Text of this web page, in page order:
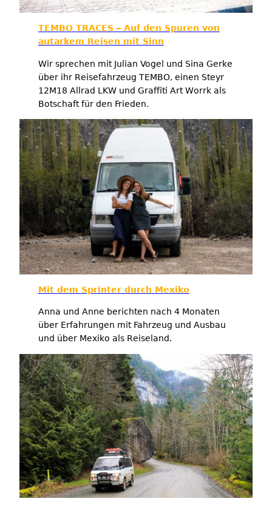
TEMBO TRACES – Auf den Spuren von
autarkem Reisen mit Sinn
Wir sprechen mit Julian Vogel und Sina Gerke
über ihr Reisefahrzeug TEMBO, einen Steyr
12M18 Allrad LKW und Graffiti Art Worrk als
Botschaft für den Frieden.
Mit dem Sprinter durch Mexiko
Anna und Anne berichten nach 4 Monaten
über Erfahrungen mit Fahrzeug und Ausbau
und über Mexiko als Reiseland.